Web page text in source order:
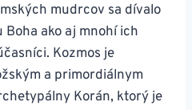
mudrcov sa dívalo
ako aj mnohí ich
Kozmos je
a primordiálnym
Korán, ktorý je